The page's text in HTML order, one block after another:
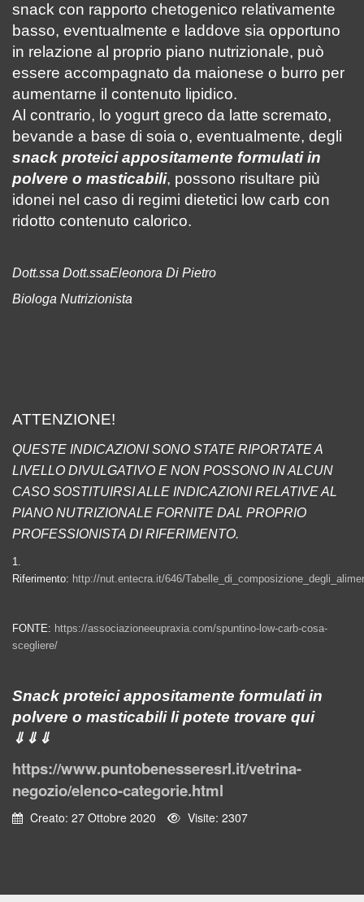
snack con rapporto chetogenico relativamente
basso, eventualmente e laddove sia opportuno
in relazione al proprio piano nutrizionale, può
essere accompagnato da maionese o burro per
aumentarne il contenuto lipidico.
Al contrario, lo yogurt greco da latte scremato,
bevande a base di soia o, eventualmente, degli
snack proteici appositamente formulati in
polvere o masticabili, possono risultare più
idonei nel caso di regimi dietetici low carb con
ridotto contenuto calorico.
Dott.ssa Dott.ssaEleonora Di Pietro
Biologa Nutrizionista
ATTENZIONE!
QUESTE INDICAZIONI SONO STATE RIPORTATE A
LIVELLO DIVULGATIVO E NON POSSONO IN ALCUN
CASO SOSTITUIRSI ALLE INDICAZIONI RELATIVE AL
PIANO NUTRIZIONALE FORNITE DAL PROPRIO
PROFESSIONISTA DI RIFERIMENTO.
1.
Riferimento: http://nut.entecra.it/646/
FONTE: https://associazioneeupraxia.com/spuntino-low-carb-cosa-
scegliere/
Snack proteici appositamente formulati in
polvere o masticabili li potete trovare qui
⇓⇓⇓
https://www.puntobenesseresrl.it/vetrina-
negozio/elenco-categorie.html
Creato: 27 Ottobre 2020 Visite: 2307